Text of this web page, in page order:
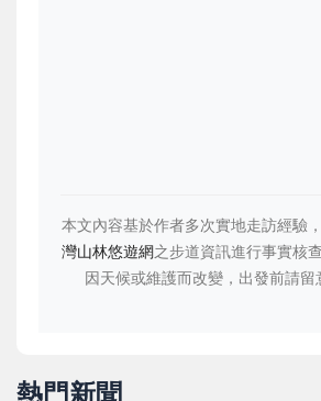
本文內容基於作者多次實地走訪經驗
灣山林悠遊網之步道資訊進行事實核
因天候或維護而改變，出發前請留
熱門新聞